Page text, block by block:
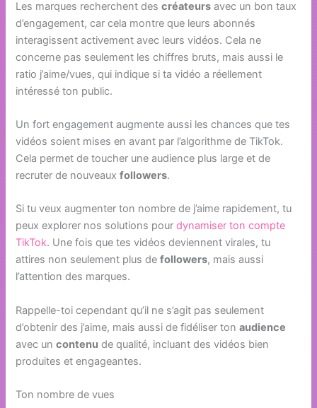
Les marques recherchent descréateurs avec un bon taux
d’engagement, car cela montre que leurs abonnés
interagissent activement avec leurs vidéos. Cela ne
concerne pas seulement les chiffres bruts, mais aussi le
ratio j’aime/vues, qui indique si ta vidéo a réellement
intéressé ton public.
Un fort engagement augmente aussi les chances que tes
vidéos soient mises en avant par l’algorithme de TikTok.
Cela permet de toucher une audience plus large et de
recruter de nouveauxfollowers.
Si tu veux augmenter ton nombre de j’aime rapidement, tu
peux explorer nos solutions pourdynamiser ton compte
TikTok. Une fois que tes vidéos deviennent virales, tu
attires non seulement plus defollowers, mais aussi
l’attention des marques.
Rappelle-toi cependant qu’il ne s’agit pas seulement
d’obtenir des j’aime, mais aussi de fidéliser tonaudience
avec uncontenu de qualité, incluant des vidéos bien
produites et engageantes.
Ton nombre de vues